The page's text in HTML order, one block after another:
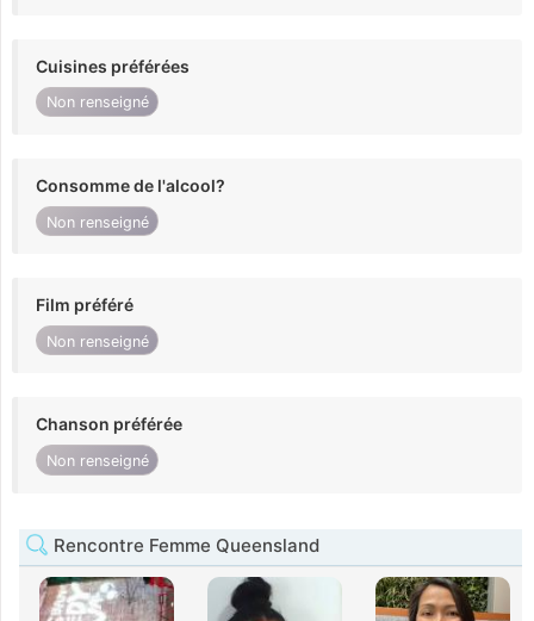
Cuisines préférées
Non renseigné
Consomme de l'alcool?
Non renseigné
Film préféré
Non renseigné
Chanson préférée
Non renseigné
Rencontre Femme Queensland